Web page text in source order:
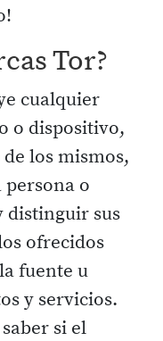
Tor?
cualquier
o dispositivo,
los mismos,
persona o
distinguir sus
ofrecidos
fuente u
y servicios.
si el